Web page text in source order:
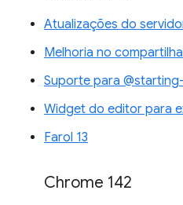
Atualizações do
Melhoria no
Suporte para
Widget do editor para
Farol 13
Chrome 142